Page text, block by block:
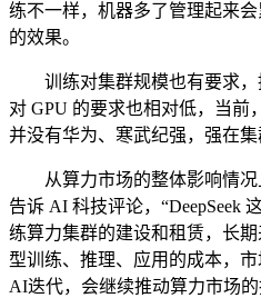
练不一样，机器多了管理起来
的效果。
训练对集群规模也有要求，
对 GPU 的要求也相对低，当前
并没有华为、寒武纪强，强在集
从算力市场的整体影响情况
告诉 AI 科技评论，“DeepSeek
练算力集群的建设和租赁，长
型训练、推理、应用的成本，
AI迭代，会继续推动算力市场